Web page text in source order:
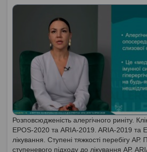
Розповсюдженість алергічного риніту.
EPOS-2020 та ARIA-2019. ARIA-2019 та
лікування. Ступені тяжкості перебігу АР.
ступеневого підходу до лікування АР.